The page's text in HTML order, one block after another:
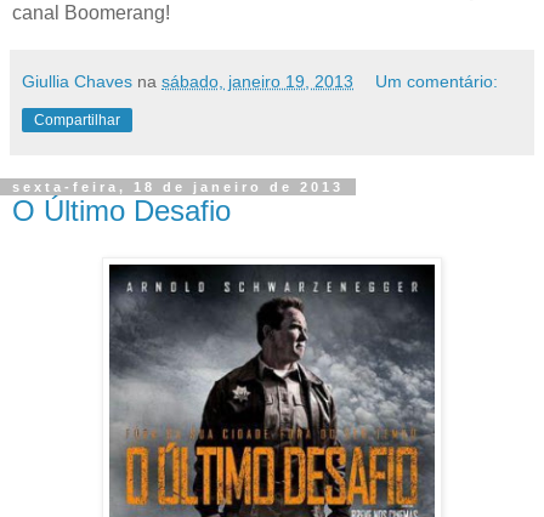
canal Boomerang!
Giullia Chaves na sábado, janeiro 19, 2013 Um comentário:
Compartilhar
sexta-feira, 18 de janeiro de 2013
O Último Desafio